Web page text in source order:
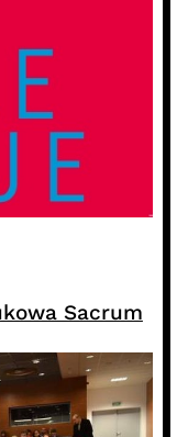
Sacrum